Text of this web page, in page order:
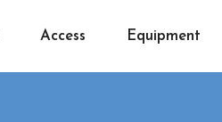
Access Equipment